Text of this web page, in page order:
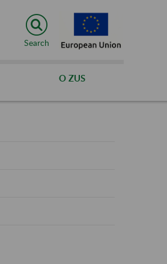
Search
O ZUS